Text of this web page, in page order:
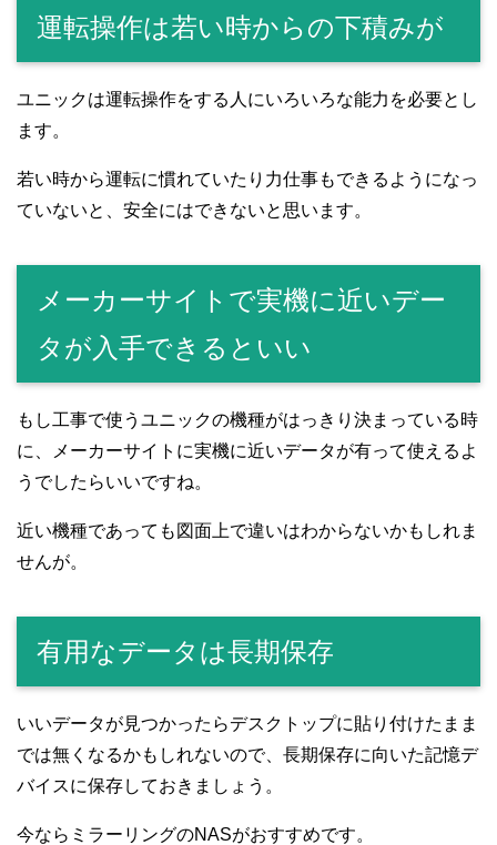
運転操作は若い時からの下積みが
ユニックは運転操作をする人にいろいろな能力を必要とし
ます。
若い時から運転に慣れていたり力仕事もできるようになっ
ていないと、安全にはできないと思います。
メーカーサイトで実機に近いデー
タが入手できるといい
もし工事で使うユニックの機種がはっきり決まっている時
に、メーカーサイトに実機に近いデータが有って使えるよ
うでしたらいいですね。
近い機種であっても図面上で違いはわからないかもしれま
せんが。
有用なデータは長期保存
いいデータが見つかったらデスクトップに貼り付けたまま
では無くなるかもしれないので、長期保存に向いた記憶デ
バイスに保存しておきましょう。
今ならミラーリングのNASがおすすめです。